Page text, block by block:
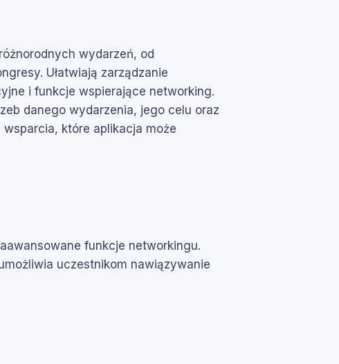
wydarzeń, od
Ułatwiają zarządzanie
i funkcje wspierające networking.
danego wydarzenia, jego celu oraz
które aplikacja może
funkcje networkingu.
uczestnikom nawiązywanie